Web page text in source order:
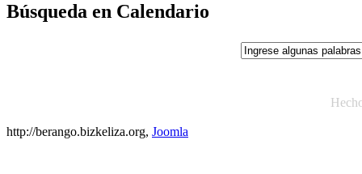
Búsqueda en Calendario
http://berango.bizkeliza.org, Joomla